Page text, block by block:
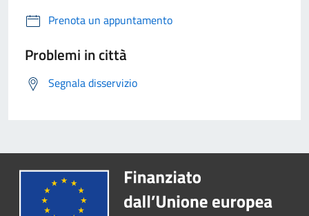
Prenota un appuntamento
Problemi in città
Segnala disservizio